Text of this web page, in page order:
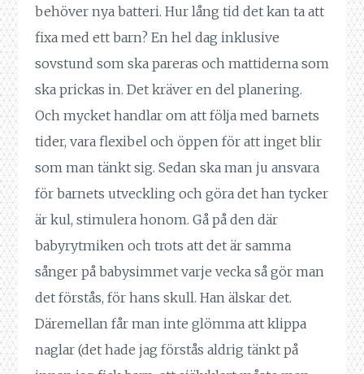
behöver nya batteri. Hur lång tid det kan ta att
fixa med ett barn? En hel dag inklusive
sovstund som ska pareras och mattiderna som
ska prickas in. Det kräver en del planering.
Och mycket handlar om att följa med barnets
tider, vara flexibel och öppen för att inget blir
som man tänkt sig. Sedan ska man ju ansvara
för barnets utveckling och göra det han tycker
är kul, stimulera honom. Gå på den där
babyrytmiken och trots att det är samma
sånger på babysimmet varje vecka så gör man
det förstås, för hans skull. Han älskar det.
Däremellan får man inte glömma att klippa
naglar (det hade jag förstås aldrig tänkt på